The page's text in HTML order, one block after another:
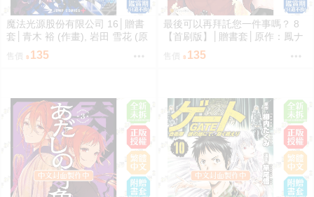
魔法光源股份有限公司 16│贈書
套│青木 裕 (作畫), 岩田 雪花 (原
作)│長鴻漫畫│BJ4動漫
售價 135
最後可以再拜託您一件事嗎？ 8
【首刷版】│贈書套│原作：鳳ナ
ナ漫畫：ほおのきソラ│長鴻漫畫
│BJ4動漫
售價 135